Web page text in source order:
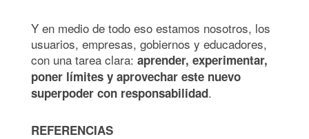
Y en medio de todo eso estamos nosotros, los
usuarios, empresas, gobiernos y educadores,
con una tarea clara: aprender, experimentar,
poner límites y aprovechar este nuevo
superpoder con responsabilidad.
REFERENCIAS